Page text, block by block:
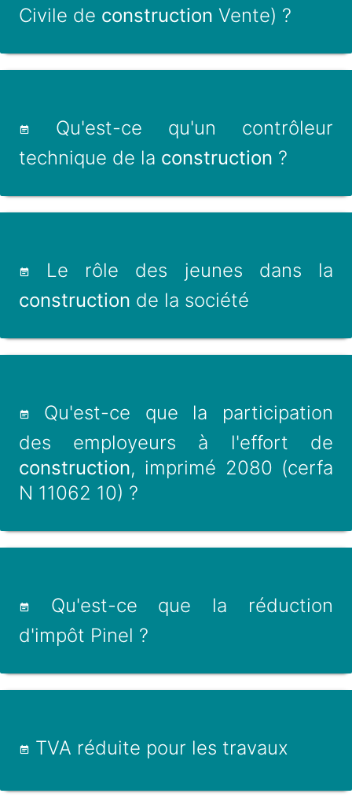
Civile de construction Vente) ?
Qu'est-ce qu'un contrôleur
technique de la construction ?
Le rôle des jeunes dans la
construction de la société
Qu'est-ce que la participation
des employeurs à l'effort de
construction, imprimé 2080 (cerfa
N 11062 10) ?
Qu'est-ce que la réduction
d'impôt Pinel ?
TVA réduite pour les travaux